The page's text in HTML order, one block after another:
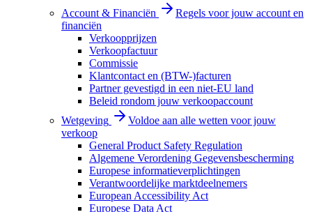
Account & Financiën
Regels voor jouw account en
financiën
Verkoopprijzen
Verkoopfactuur
Commissie
Klantcontact en (BTW-)facturen
Partner gevestigd in een niet-EU land
Beleid rondom jouw verkoopaccount
Wetgeving
Voldoe aan alle wetten voor jouw
verkoop
General Product Safety Regulation
Algemene Verordening Gegevensbescherming
Europese informatieverplichtingen
Verantwoordelijke marktdeelnemers
European Accessibility Act
Europese Data Act